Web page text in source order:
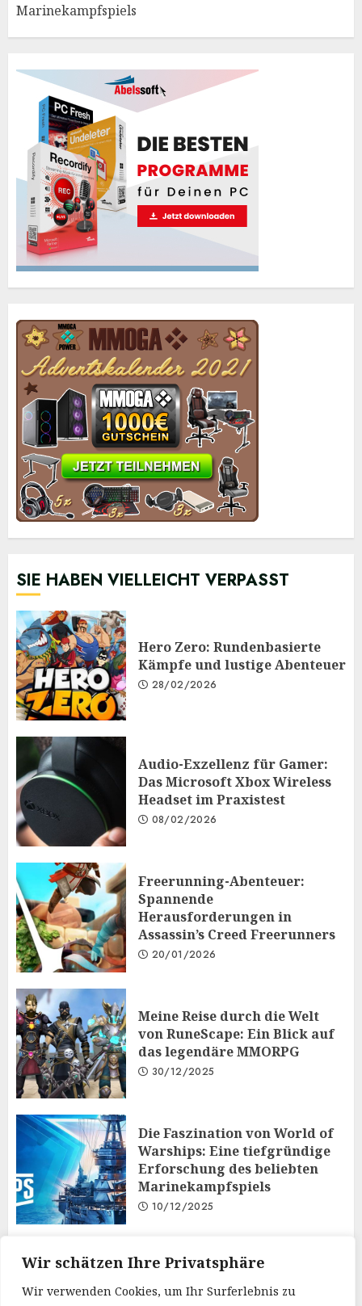
Wir schätzen Ihre Privatsphäre
Wir verwenden Cookies, um Ihr Surferlebnis zu
Marinekampfspiels
SIE HABEN VIELLEICHT VERPASST
Hero Zero: Rundenbasierte
Kämpfe und lustige Abenteuer
28/02/2026
Audio-Exzellenz für Gamer:
Das Microsoft Xbox Wireless
Headset im Praxistest
08/02/2026
Freerunning-Abenteuer:
Spannende
Herausforderungen in
Assassin’s Creed Freerunners
20/01/2026
Meine Reise durch die Welt
von RuneScape: Ein Blick auf
das legendäre MMORPG
30/12/2025
Die Faszination von World of
Warships: Eine tiefgründige
Erforschung des beliebten
Marinekampfspiels
10/12/2025
Taktisches Denken und
Diplomatie: Der
Mehrspielermodus von Iron